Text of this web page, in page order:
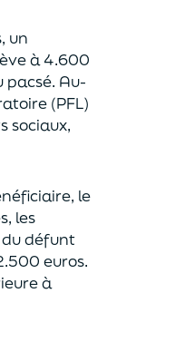
un
à 4.600
pacsé. Au-
(PFL)
sociaux,
le
les
défunt
euros.
à